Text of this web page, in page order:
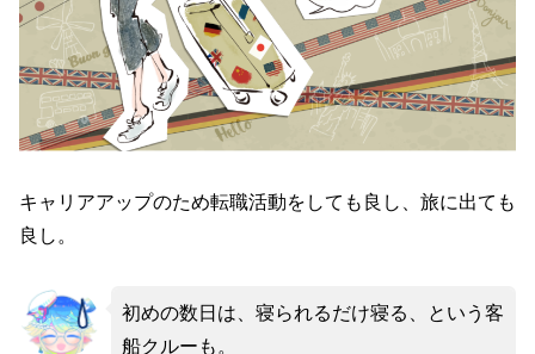
キャリアアップのため転職活動をしても良し、旅に出ても
良し。
初めの数日は、寝られるだけ寝る、という客
船クルーも。